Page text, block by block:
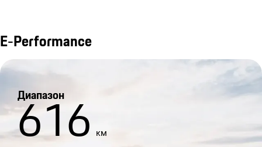
E-Performance
Диапазон
616 км